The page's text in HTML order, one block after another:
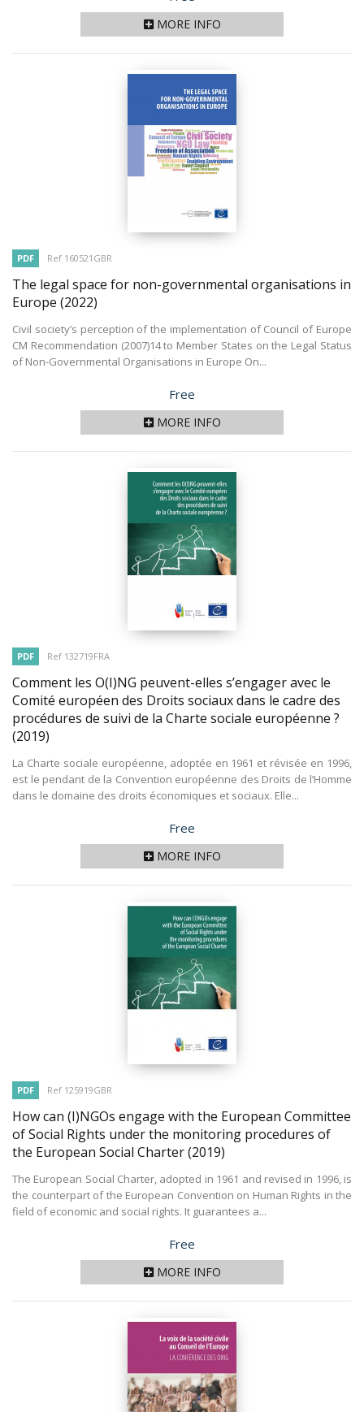
MORE INFO
PDF Ref 160521GBR
The legal space for non-governmental organisations in
Europe (2022)
Civil society’s perception of the implementation of Council of Europe
CM Recommendation (2007)14 to Member States on the Legal Status
of Non-Governmental Organisations in Europe On...
Price
Free
MORE INFO
PDF Ref 132719FRA
Comment les O(I)NG peuvent-elles s’engager avec le
Comité européen des Droits sociaux dans le cadre des
procédures de suivi de la Charte sociale européenne ?
(2019)
La Charte sociale européenne, adoptée en 1961 et révisée en 1996,
est le pendant de la Convention européenne des Droits de l’Homme
dans le domaine des droits économiques et sociaux. Elle...
Price
Free
MORE INFO
PDF Ref 125919GBR
How can (I)NGOs engage with the European Committee
of Social Rights under the monitoring procedures of
the European Social Charter(2019)
The European Social Charter, adopted in 1961 and revised in 1996, is
the counterpart of the European Convention on Human Rights in the
field of economic and social rights. It guarantees a...
Price
Free
MORE INFO